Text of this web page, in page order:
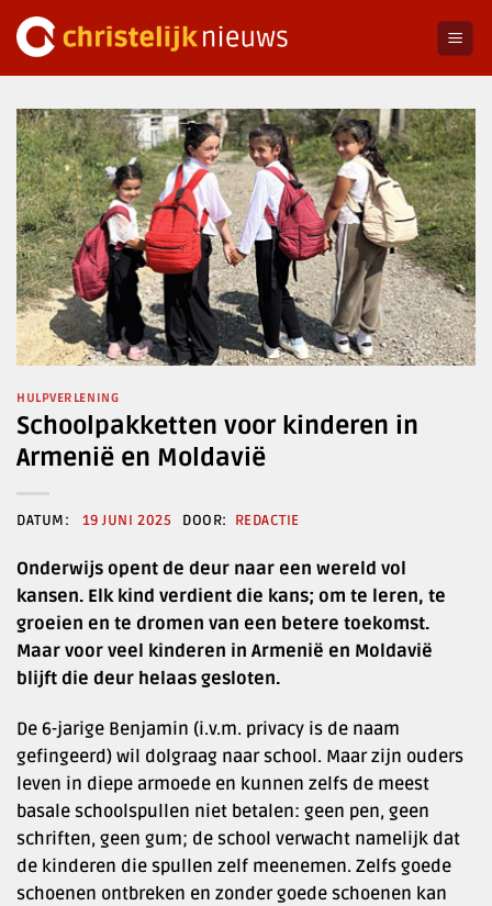
naar
HULPVERLENING
Schoolpakketten voor kinderen in
Armenië en Moldavië
19 JUNI 2025 REDACTIE
Onderwijs opent de deur naar een wereld vol
kansen. Elk kind verdient die kans; om te leren, te
groeien en te dromen van een betere toekomst.
Maar voor veel kinderen in Armenië en Moldavië
blijft die deur helaas gesloten.
De 6-jarige Benjamin (i.v.m. privacy is de naam
gefingeerd) wil dolgraag naar school. Maar zijn ouders
leven in diepe armoede en kunnen zelfs de meest
basale schoolspullen niet betalen: geen pen, geen
schriften, geen gum; de school verwacht namelijk dat
de kinderen die spullen zelf meenemen. Zelfs goede
schoenen ontbreken en zonder goede schoenen kan